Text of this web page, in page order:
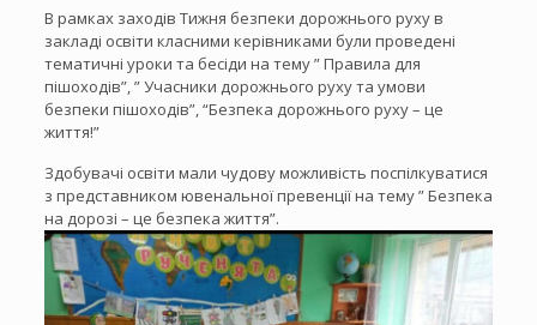
В рамках заходів Тижня безпеки дорожнього руху в
закладі освіти класними керівниками були проведені
тематичні уроки та бесіди на тему ” Правила для
пішоходів”, ” Учасники дорожнього руху та умови
безпеки пішоходів”, “Безпека дорожнього руху – це
життя!”
Здобувачі освіти мали чудову можливість поспілкуватися
з представником ювенальної превенції на тему ” Безпека
на дорозі – це безпека життя”.